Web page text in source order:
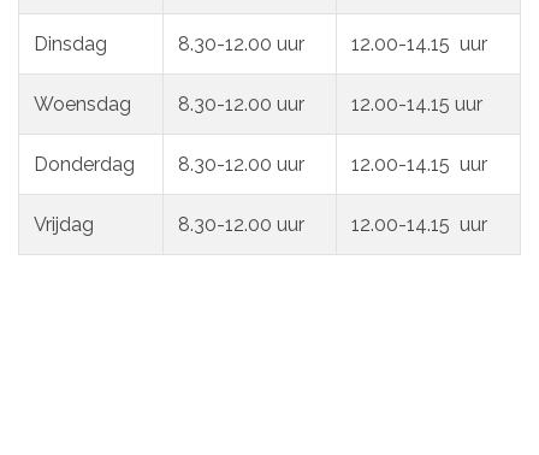
Dinsdag 8.30-12.00 uur 12.00-14.15 uur
Woensdag 8.30-12.00 uur 12.00-14.15 uur
Donderdag 8.30-12.00 uur 12.00-14.15 uur
Vrijdag 8.30-12.00 uur 12.00-14.15 uur